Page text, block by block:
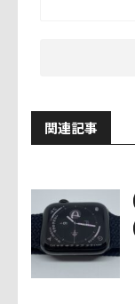
関連記事